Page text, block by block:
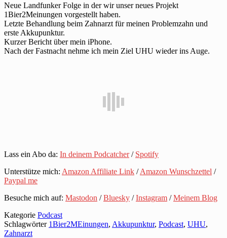
Neue Landfunker Folge in der wir unser neues Projekt
1Bier2Meinungen vorgestellt haben.
Letzte Behandlung beim Zahnarzt für meinen Problemzahn und
erste Akkupunktur.
Kurzer Bericht über mein iPhone.
Nach der Fastnacht nehme ich mein Ziel UHU wieder ins Auge.
Lass ein Abo da: In deinem Podcatcher/ Spotify
Unterstütze mich: Amazon Affiliate Link /Amazon Wunschzettel /
Paypal me
Besuche mich auf: Mastodon /Bluesky /Instagram /Meinem Blog
Kategorie Podcast
Schlagwörter 1Bier2MEinungen, Akkupunktur, Podcast, UHU,
Zahnarzt